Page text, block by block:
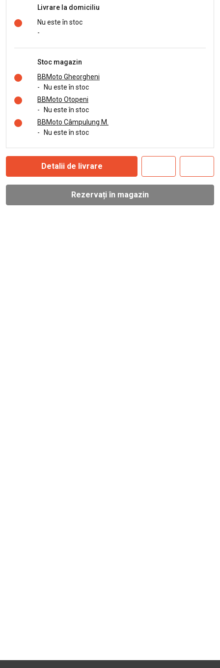
Livrare la domiciliu
Nu este în stoc
-
Stoc magazin
BBMoto Gheorgheni
-
Nu este în stoc
BBMoto Otopeni
-
Nu este în stoc
BBMoto Câmpulung M.
-
Nu este în stoc
Detalii de livrare
Rezervați în magazin